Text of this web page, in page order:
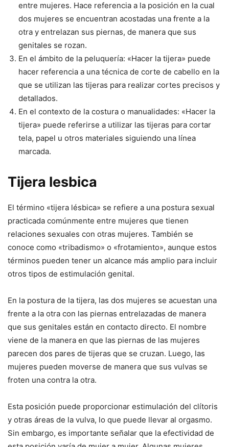
entre mujeres. Hace referencia a la posición en la cual
dos mujeres se encuentran acostadas una frente a la
otra y entrelazan sus piernas, de manera que sus
genitales se rozan.
En el ámbito de la peluquería: «Hacer la tijera» puede
hacer referencia a una técnica de corte de cabello en la
que se utilizan las tijeras para realizar cortes precisos y
detallados.
En el contexto de la costura o manualidades: «Hacer la
tijera» puede referirse a utilizar las tijeras para cortar
tela, papel u otros materiales siguiendo una línea
marcada.
Tijera lesbica
El término «tijera lésbica» se refiere a una postura sexual
practicada comúnmente entre mujeres que tienen
relaciones sexuales con otras mujeres. También se
conoce como «tribadismo» o «frotamiento», aunque estos
términos pueden tener un alcance más amplio para incluir
otros tipos de estimulación genital.
En la postura de la tijera, las dos mujeres se acuestan una
frente a la otra con las piernas entrelazadas de manera
que sus genitales están en contacto directo. El nombre
viene de la manera en que las piernas de las mujeres
parecen dos pares de tijeras que se cruzan. Luego, las
mujeres pueden moverse de manera que sus vulvas se
froten una contra la otra.
Esta posición puede proporcionar estimulación del clítoris
y otras áreas de la vulva, lo que puede llevar al orgasmo.
Sin embargo, es importante señalar que la efectividad de